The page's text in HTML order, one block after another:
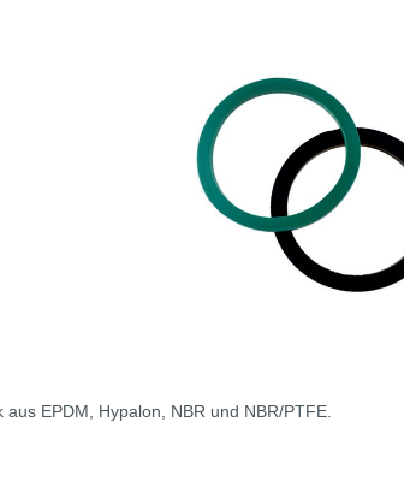
EPDM, Hypalon, NBR und NBR/PTFE.